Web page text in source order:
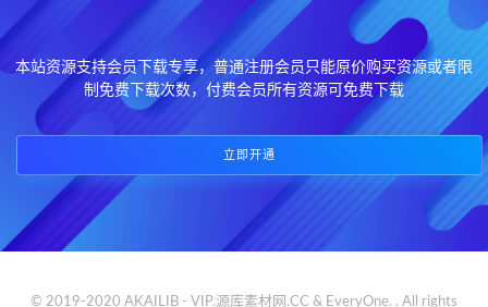
本站资源支持会员下载专享，普通注册会员只能原价购买资源或者限
制免费下载次数，付费会员所有资源可免费下载
立即开通
© 2019-2020 AKAILIB - VIP.源库素材网.CC & EveryOne. . All rights